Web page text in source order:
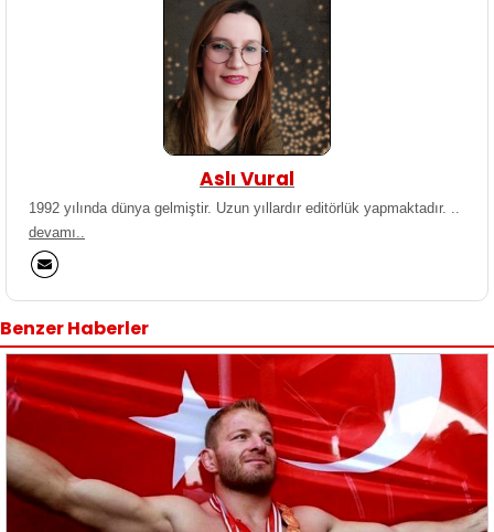
Aslı Vural
1992 yılında dünya gelmiştir. Uzun yıllardır editörlük yapmaktadır. ..
devamı..
Benzer Haberler